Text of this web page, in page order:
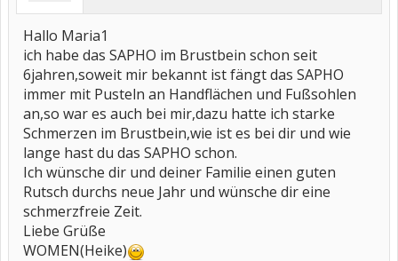
Hallo Maria1
ich habe das SAPHO im Brustbein schon seit
6jahren,soweit mir bekannt ist fängt das SAPHO
immer mit Pusteln an Handflächen und Fußsohlen
an,so war es auch bei mir,dazu hatte ich starke
Schmerzen im Brustbein,wie ist es bei dir und wie
lange hast du das SAPHO schon.
Ich wünsche dir und deiner Familie einen guten
Rutsch durchs neue Jahr und wünsche dir eine
schmerzfreie Zeit.
Liebe Grüße
WOMEN(Heike)